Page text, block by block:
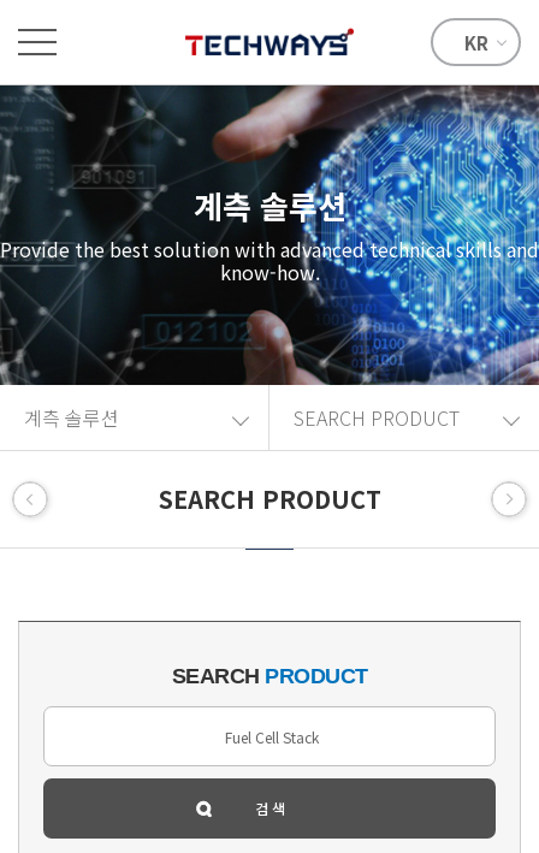
KR
계측 솔루션
Provide the best solution with advanced technical skills and
know-how.
계측 솔루션 SEARCH PRODUCT
SEARCH PRODUCT
SEARCH PRODUCT